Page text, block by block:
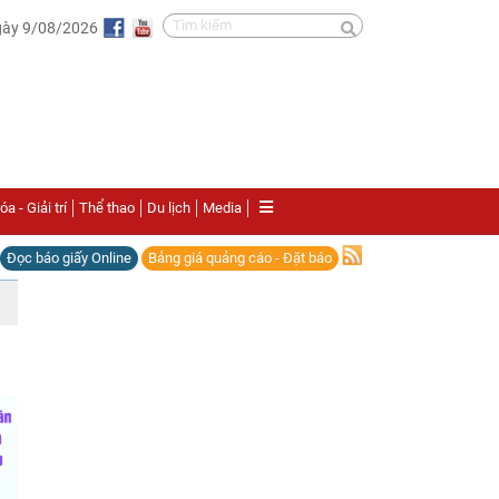
9/08/2026
- Giải trí Thể thao Du lịch Media
Đọc báo giấy Online Bảng giá quảng cáo - Đặt báo